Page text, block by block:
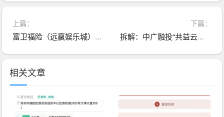
上篇：
富卫福险（远赢娱乐城）资金盘骗局，套牌正规公司资料搞彩票跟单，崩盘跑路了，切勿二次收割！
下篇：
拆解：中广融投“共益云商”（共益星球），披着短剧收益+权证交易外衣的资金盘骗局
相关文章